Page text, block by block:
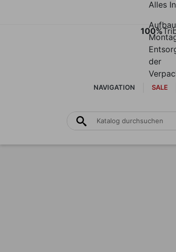
100%
Alles
der
NAVIGATION SALE